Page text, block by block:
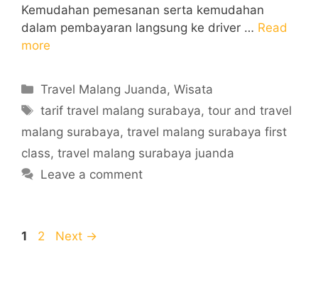
Kemudahan pemesanan serta kemudahan
dalam pembayaran langsung ke driver … Read
more
Categories
Travel Malang Juanda,Wisata
Tags
tarif travel malang surabaya,tour and travel
malang surabaya, travel malang surabaya first
class, travel malang surabaya juanda
Leave a comment
Page
1 Page
2 Next →